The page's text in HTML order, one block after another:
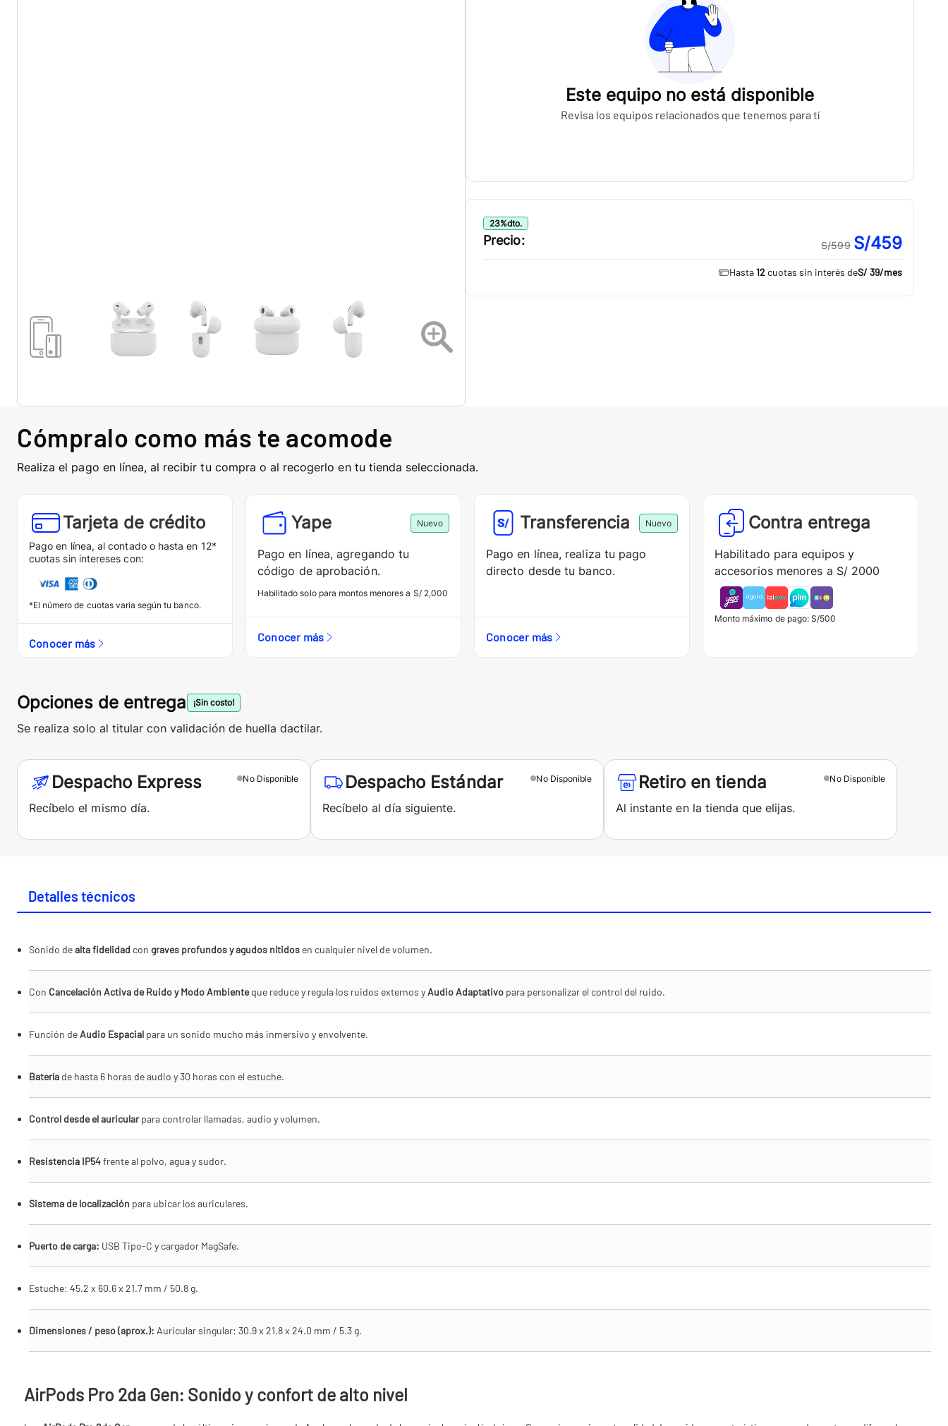
Este equipo no está disponible
Revisa los equipos relacionados que tenemos para tí
23%dto.
Precio: S/599 S/459
Hasta 12 cuotas sin interés deS/ 39/mes
Cómpralo como más te acomode
Realiza el pago en línea, al recibir tu compra o al recogerlo en tu tienda seleccionada.
Tarjeta de crédito
Pago en línea, al contado o hasta en 12*
cuotas sin intereses con:
*El número de cuotas varia según tu banco.
Conocer más
Yape Nuevo
Pago en línea, agregando tu
código de aprobación.
Habilitado solo para montos menores a S/ 2,000
Conocer más
Transferencia Nuevo
Pago en línea, realiza tu pago
directo desde tu banco.
Conocer más
Contra entrega
Habilitado para equipos y
accesorios menores a S/ 2000
Monto máximo de pago: S/500
Opciones de entrega ¡Sin costo!
Se realiza solo al titular con validación de huella dactilar.
No Disponible
Despacho Express
Recíbelo el mismo día.
No Disponible
Despacho Estándar
Recíbelo al día siguiente.
No Disponible
Retiro en tienda
Al instante en la tienda que elijas.
Detalles técnicos
Sonido dealta fidelidad con graves profundos y agudos nítidos en cualquier nivel de volumen.
Con Cancelación Activa de Ruido y Modo Ambienteque reduce y regula los ruidos externos yAudio Adaptativo para personalizar el control del ruido.
Función deAudio Espacial para un sonido mucho más inmersivo y envolvente.
Batería de hasta 6 horas de audio y 30 horas con el estuche.
Control desde el auricularpara controlar llamadas, audio y volumen.
Resistencia IP54frente al polvo, agua y sudor.
Sistema de localización para ubicar los auriculares.
Puerto de carga: USB Tipo-C y cargador MagSafe.
Estuche: 45.2 x 60.6 x 21.7 mm / 50.8 g.
Dimensiones / peso (aprox.): Auricular singular: 30.9 x 21.8 x 24.0 mm / 5.3 g.
AirPods Pro 2da Gen: Sonido y confort de alto nivel